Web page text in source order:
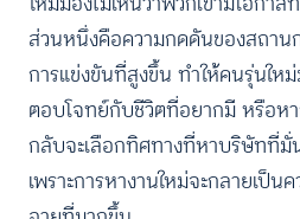
ส่วนหนึ่งคือความกดดันของสถาน
การแข่งขันที่สูงขึ้น ทำให้คนรุ่นใหม่
ตอบโจทย์กับชีวิตที่อยากมี หรือห
กลับจะเลือกทิศทางที่หาบริษัทที่มั่
เพราะการหางานใหม่จะกลายเป็